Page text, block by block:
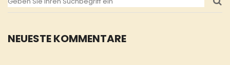
NEUESTE KOMMENTARE